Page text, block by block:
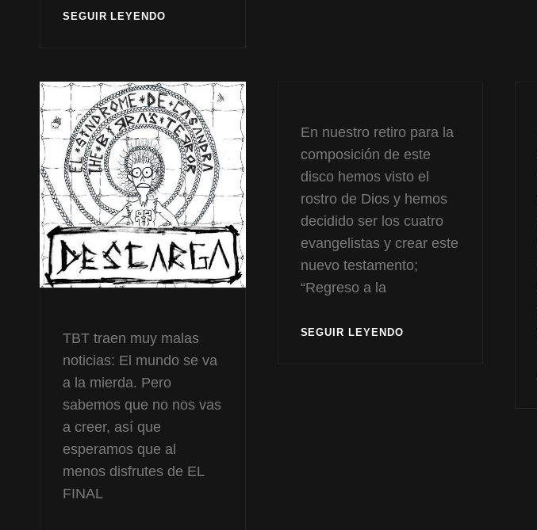
SEGUIR LEYENDOCUESTIÓN
TBT traen muy malas
noticias: El mundo se va
a la mierda. Pero
sabemos que no nos vas
a creer, así que
esperamos que al
menos disfrutes de EL
FINAL
En nuestro retiro para la
composición de este
disco hemos visto el
rostro de Dios y hemos
decidido ser los cuatro
evangelistas y crear este
nuevo testamento;
“Regreso a la
SEGUIR LEYENDOREGRESO